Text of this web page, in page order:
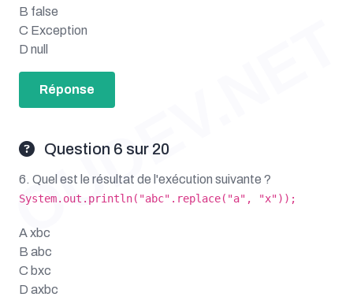
B false
C Exception
D null
Réponse
Question 6 sur 20
6. Quel est le résultat de l'exécution suivante ?
System.out.println("abc".replace("a", "x"));
A xbc
B abc
C bxc
D axbc
OUDEV.NET